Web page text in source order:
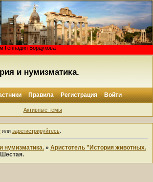
и нумизматика.
Правила Регистрация Войти
Активные темы
или зарегистрируйтесь.
нумизматика. »Аристотель "История животных.
Шестая.